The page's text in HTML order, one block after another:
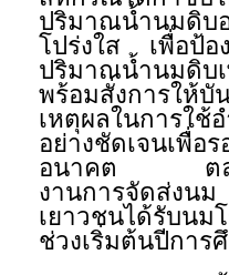
ปริมาณน้ำนมดิบ
โปร่งใส เพื่อป้อ
ปริมาณน้ำนมดิบ
พร้อมสั่งการให้บั
เหตุผลในการใช้
อย่างชัดเจนเพื่อ
อนาคต ตลอด
งานการจัดส่งนม
เยาวชนได้รับนม
ช่วงเริ่มต้นปีการ